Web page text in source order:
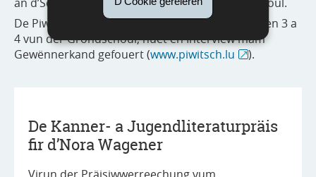
De Piwitsch, d’Zeitung fir d’Schüler aus den Zyklen 3 a
4 vun der Grondschoul, huet en Interview mam
Gewënnerkand gefouert (www.piwitsch.lu ).
De Kanner- a Jugendliteraturpräis
fir d’Nora Wagener